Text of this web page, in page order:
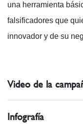
una herramienta
falsificadores que
innovador y de su
Video de la
Infografía